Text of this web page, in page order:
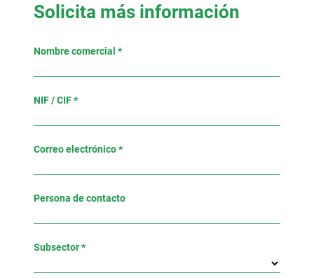
Solicita más información
Nombre comercial *
NIF / CIF *
Correo electrónico *
Persona de contacto
Subsector *